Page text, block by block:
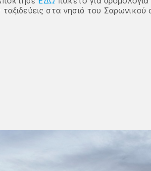
ταξιδεύεις στα νησιά του Σαρωνικού